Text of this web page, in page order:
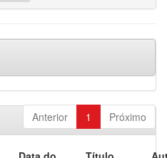
Anterior 1 Próximo